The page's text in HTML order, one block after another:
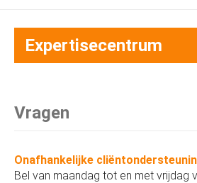
Expertisecentrum
Vragen
Onafhankelijke
Bel van maandag tot en met vrijdag